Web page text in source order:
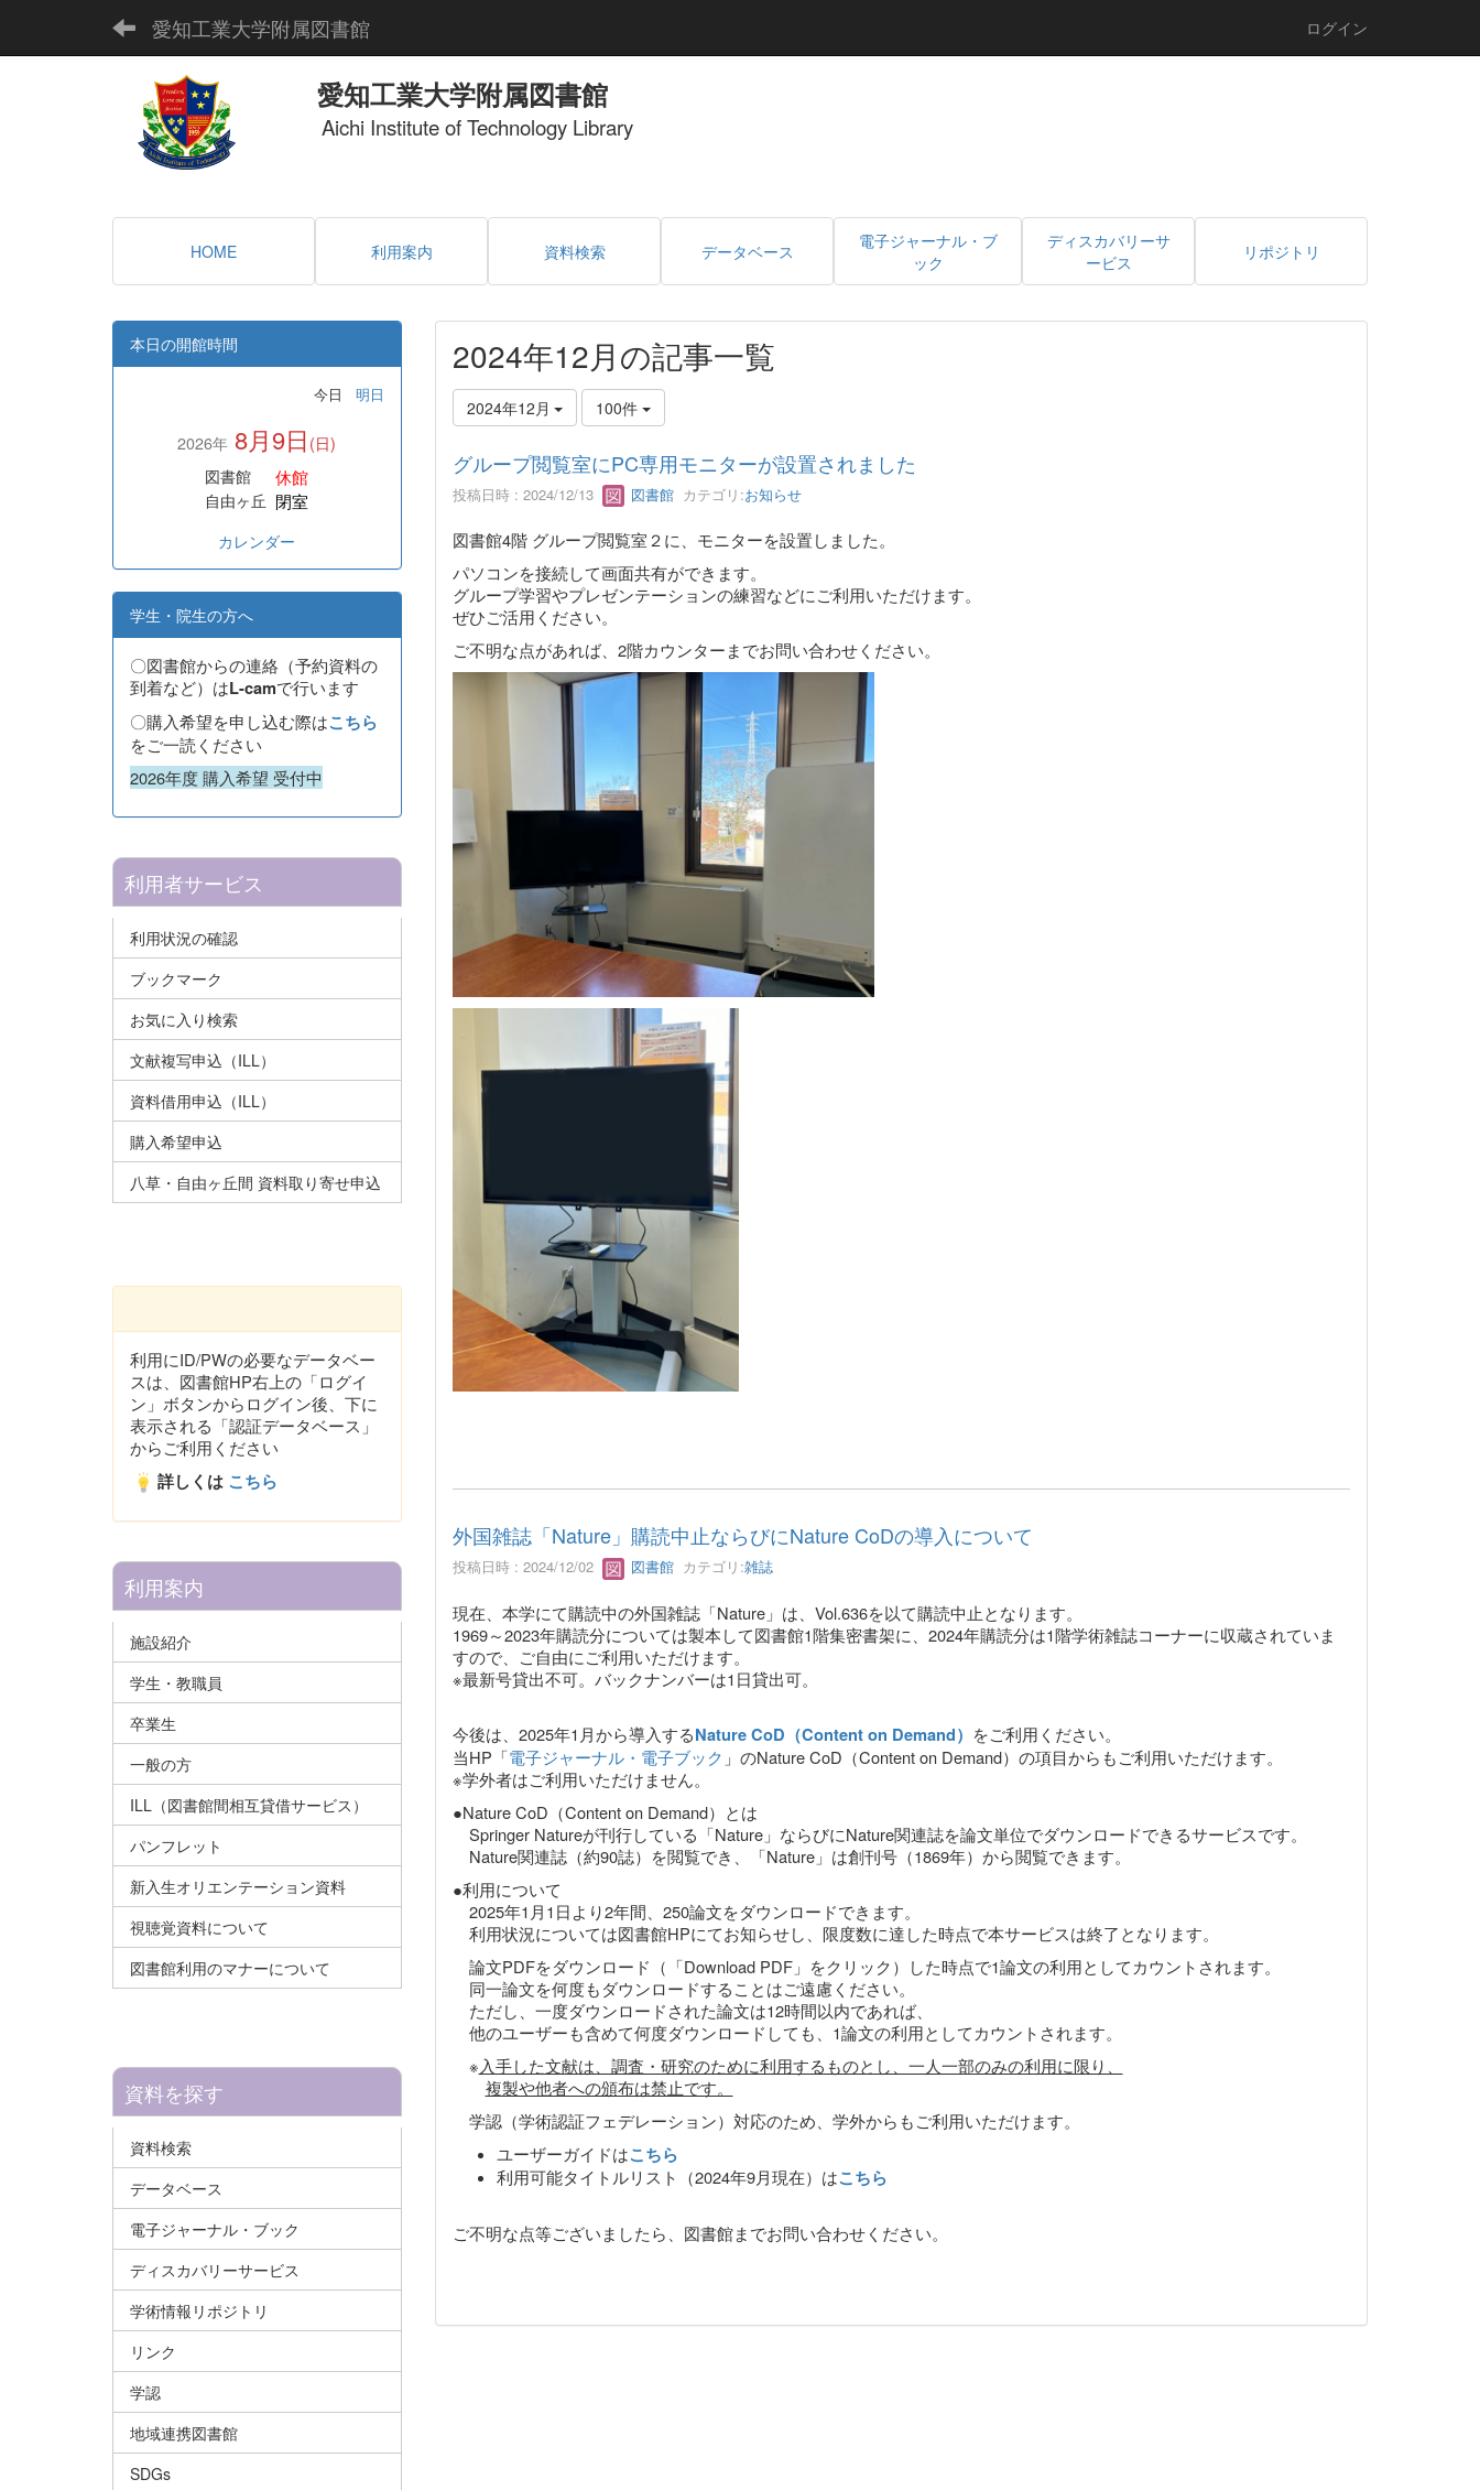
愛知工業大学附属図書館 ログイン
愛知工業大学附属図書館
Aichi Institute of Technology Library
HOME 利用案内 資料検索 データベース
電子ジャーナル・ブ
ック
ディスカバリーサ
ービス
リポジトリ
2024年12月の記事一覧
2024年12月 100件
グループ閲覧室にPC専用モニターが設置されました
投稿日時 : 2024/12/13 図書館カテゴリ:お知らせ
図書館4階 グループ閲覧室２に、モニターを設置しました。
パソコンを接続して画面共有ができます。
グループ学習やプレゼンテーションの練習などにご利用いただけます。
ぜひご活用ください。
ご不明な点があれば、2階カウンターまでお問い合わせください。
外国雑誌「Nature」購読中止ならびにNature CoDの導入について
投稿日時 : 2024/12/02 図書館カテゴリ:雑誌
現在、本学にて購読中の外国雑誌「Nature」は、Vol.636を以て購読中止となります。
1969～2023年購読分については製本して図書館1階集密書架に、2024年購読分は1階学術雑誌コーナーに収蔵されていま
すので、ご自由にご利用いただけます。
※最新号貸出不可。バックナンバーは1日貸出可。
今後は、2025年1月から導入するNature CoD（Content on Demand） をご利用ください。
当HP「電子ジャーナル・電子ブック 」のNature CoD（Content on Demand）の項目からもご利用いただけます。
※学外者はご利用いただけません。
●Nature CoD（Content on Demand）とは
Springer Natureが刊行している「Nature」ならびにNature関連誌を論文単位でダウンロードできるサービスです。
Nature関連誌（約90誌）を閲覧でき、「Nature」は創刊号（1869年）から閲覧できます。
●利用について
2025年1月1日より2年間、250論文をダウンロードできます。
利用状況については図書館HPにてお知らせし、限度数に達した時点で本サービスは終了となります。
論文PDFをダウンロード（「Download PDF」をクリック）した時点で1論文の利用としてカウントされます。
同一論文を何度もダウンロードすることはご遠慮ください。
ただし、一度ダウンロードされた論文は12時間以内であれば、
他のユーザーも含めて何度ダウンロードしても、1論文の利用としてカウントされます。
※入手した文献は、調査・研究のために利用するものとし、一人一部のみの利用に限り、
複製や他者への頒布は禁止です。
学認（学術認証フェデレーション）対応のため、学外からもご利用いただけます。
ユーザーガイドはこちら
利用可能タイトルリスト（2024年9月現在）はこちら
ご不明な点等ございましたら、図書館までお問い合わせください。
本日の開館時間
今日 明日
2026年 8月9日 (日)
図書館
休館
自由ヶ丘 閉室
カレンダー
学生・院生の方へ
〇図書館からの連絡（予約資料の
到着など）はL-camで行います
〇購入希望を申し込む際はこちら
をご一読ください
2026年度 購入希望 受付中
利用者サービス
利用状況の確認
ブックマーク
お気に入り検索
文献複写申込（ILL）
資料借用申込（ILL）
購入希望申込
八草・自由ヶ丘間 資料取り寄せ申込
利用にID/PWの必要なデータベー
スは、図書館HP右上の「ログイ
ン」ボタンからログイン後、下に
表示される「認証データベース」
からご利用ください
詳しくは こちら
利用案内
施設紹介
学生・教職員
卒業生
一般の方
ILL（図書館間相互貸借サービス）
パンフレット
新入生オリエンテーション資料
視聴覚資料について
図書館利用のマナーについて
資料を探す
資料検索
データベース
電子ジャーナル・ブック
ディスカバリーサービス
学術情報リポジトリ
リンク
学認
地域連携図書館
SDGs